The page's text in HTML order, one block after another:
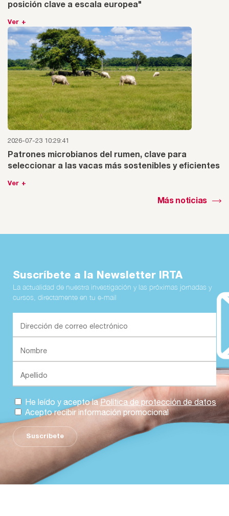
posición clave a escala europea"
Ver +
2026-07-23 10:29:41
Patrones microbianos del rumen, clave para
seleccionar a las vacas más sostenibles y eficientes
Ver +
Más noticias
Suscríbete a la Newsletter IRTA
La actualidad de nuestra investigación y las próximas jornadas y
cursos, directamente en tu e-mail
He leído y acepto la Política de protección de datos
Acepto recibir información promocional
Suscríbete